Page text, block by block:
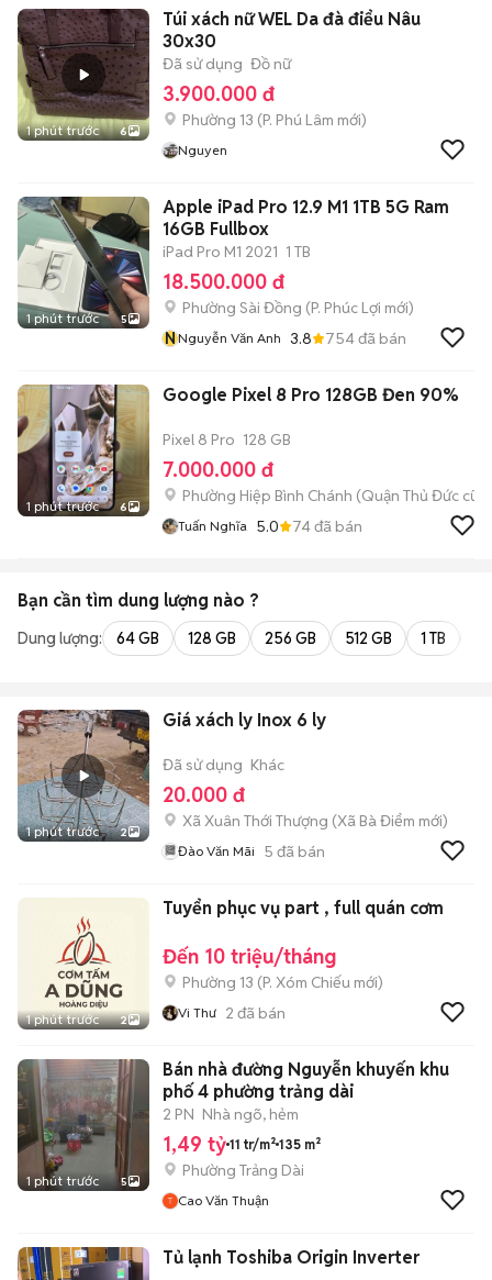
1 phút trước 6
Túi xách nữ WEL Da đà điểu Nâu
30x30
Đã sử dụng Đồ nữ
3.900.000 đ
Phường 13 (P. Phú Lâm mới)
Nguyen
1 phút trước 5
Apple iPad Pro 12.9 M1 1TB 5G Ram
16GB Fullbox
iPad Pro M1 2021 1 TB
18.500.000 đ
Phường Sài Đồng (P. Phúc Lợi mới)
NNguyễn Văn Anh 3.8 754đã bán
1 phút trước 6
Google Pixel 8 Pro 128GB Đen 90%
Pixel 8 Pro 128 GB
7.000.000 đ
Phường Hiệp Bình Chánh (Quận Thủ Đức cũ)
Tuấn Nghĩa 5.0 74đã bán
Bạn cần tìm dung lượng nào ?
Dung lượng: 64 GB 128 GB 256 GB 512 GB 1 TB
1 phút trước 2
Giá xách ly Inox 6 ly
Đã sử dụng Khác
20.000 đ
Xã Xuân Thới Thượng (Xã Bà Điểm mới)
Đào Văn Mãi 5 đã bán
1 phút trước 2
Tuyển phục vụ part , full quán cơm
Đến 10 triệu/tháng
Phường 13 (P. Xóm Chiếu mới)
Vi Thư 2 đã bán
1 phút trước 5
Bán nhà đường Nguyễn khuyến khu
phố 4 phường trảng dài
2 PN Nhà ngõ, hẻm
1,49 tỷ 11 tr/m² 135 m²
Phường Trảng Dài
Cao Văn Thuận
Tủ lạnh Toshiba Origin Inverter